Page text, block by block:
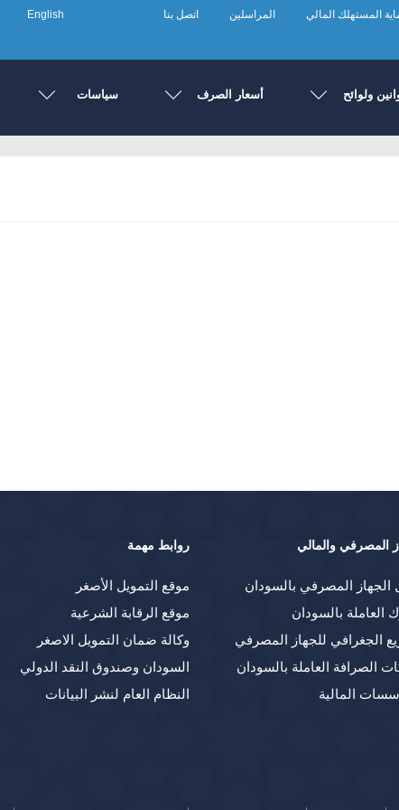
المستهلك المالي المراسلين اتصل بنا English
ولوائح أسعار الصرف سياسات
المصرفي والمالي
الجهاز المصرفي بالسودان
العاملة بالسودان
الجغرافي للجهاز المصرفي
الصرافة العاملة بالسودان
المالية
روابط مهمة
موقع التمويل الأصغر
موقع الرقابة الشرعية
وكالة ضمان التمويل الاصغر
السودان وصندوق النقد الدولي
النظام العام لنشر البيانات